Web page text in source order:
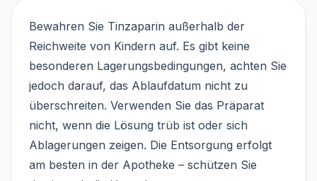
Bewahren Sie Tinzaparin außerhalb der
Reichweite von Kindern auf. Es gibt keine
besonderen Lagerungsbedingungen, achten Sie
jedoch darauf, das Ablaufdatum nicht zu
überschreiten. Verwenden Sie das Präparat
nicht, wenn die Lösung trüb ist oder sich
Ablagerungen zeigen. Die Entsorgung erfolgt
am besten in der Apotheke – schützen Sie